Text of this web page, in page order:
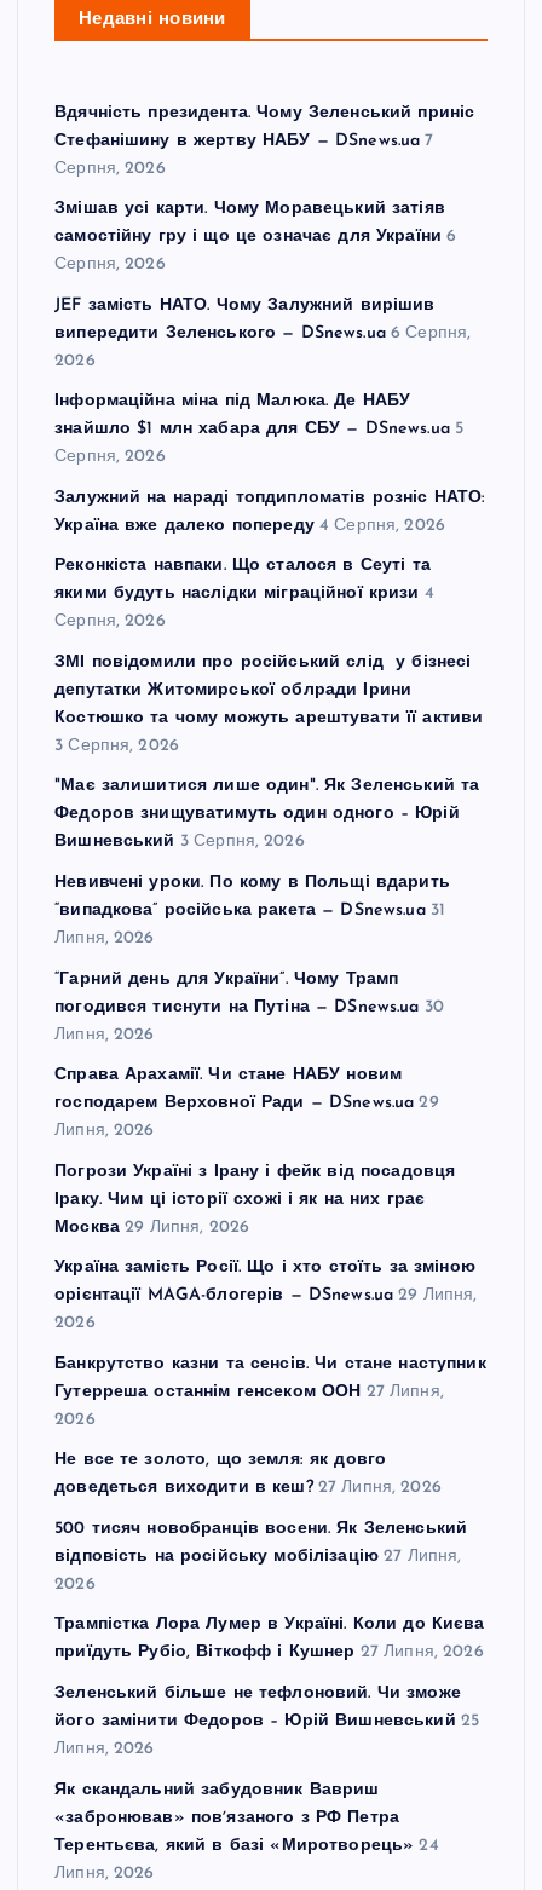
Недавні новини
Вдячність президента. Чому Зеленський приніс
Стефанішину в жертву НАБУ — DSnews.ua 7
Серпня, 2026
Змішав усі карти. Чому Моравецький затіяв
самостійну гру і що це означає для України 6
Серпня, 2026
JEF замість НАТО. Чому Залужний вирішив
випередити Зеленського — DSnews.ua 6 Серпня,
2026
Інформаційна міна під Малюка. Де НАБУ
знайшло $1 млн хабара для СБУ — DSnews.ua 5
Серпня, 2026
Залужний на нараді топдипломатів розніс НАТО:
Україна вже далеко попереду 4 Серпня, 2026
Реконкіста навпаки. Що сталося в Сеуті та
якими будуть наслідки міграційної кризи 4
Серпня, 2026
ЗМІ повідомили про російський слід у бізнесі
депутатки Житомирської облради Ірини
Костюшко та чому можуть арештувати її активи
3 Серпня, 2026
"Має залишитися лише один". Як Зеленський та
Федоров знищуватимуть один одного – Юрій
Вишневський 3 Серпня, 2026
Невивчені уроки. По кому в Польщі вдарить
“випадкова” російська ракета — DSnews.ua 31
Липня, 2026
“Гарний день для України”. Чому Трамп
погодився тиснути на Путіна — DSnews.ua 30
Липня, 2026
Справа Арахамії. Чи стане НАБУ новим
господарем Верховної Ради — DSnews.ua 29
Липня, 2026
Погрози Україні з Ірану і фейк від посадовця
Іраку. Чим ці історії схожі і як на них грає
Москва 29 Липня, 2026
Україна замість Росії. Що і хто стоїть за зміною
орієнтації MAGA-блогерів — DSnews.ua 29 Липня,
2026
Банкрутство казни та сенсів. Чи стане наступник
Гутерреша останнім генсеком ООН 27 Липня,
2026
Не все те золото, що земля: як довго
доведеться виходити в кеш? 27 Липня, 2026
500 тисяч новобранців восени. Як Зеленський
відповість на російську мобілізацію 27 Липня,
2026
Трампістка Лора Лумер в Україні. Коли до Києва
приїдуть Рубіо, Віткофф і Кушнер 27 Липня, 2026
Зеленський більше не тефлоновий. Чи зможе
його замінити Федоров – Юрій Вишневський 25
Липня, 2026
Як скандальний забудовник Вавриш
«забронював» повʼязаного з РФ Петра
Терентьєва, який в базі «Миротворець» 24
Липня, 2026